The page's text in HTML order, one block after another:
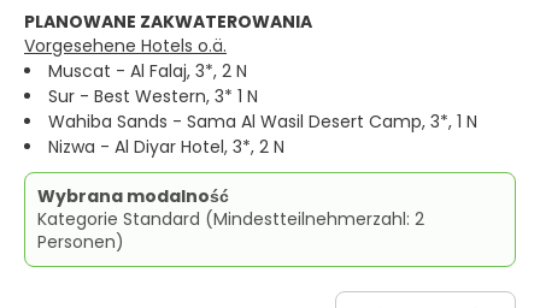
PLANOWANE ZAKWATEROWANIA
Vorgesehene Hotels o.ä.
Muscat - Al Falaj, 3*, 2 N
Sur - Best Western, 3* 1 N
Wahiba Sands - Sama Al Wasil Desert Camp, 3*, 1 N
Nizwa - Al Diyar Hotel, 3*, 2 N
Wybrana modalność
Kategorie Standard (Mindestteilnehmerzahl: 2
Personen)